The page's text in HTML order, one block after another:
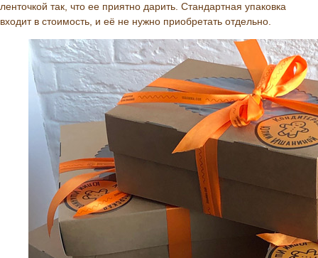
ленточкой так, что ее приятно дарить. Стандартная упаковка
входит в стоимость, и её не нужно приобретать отдельно.